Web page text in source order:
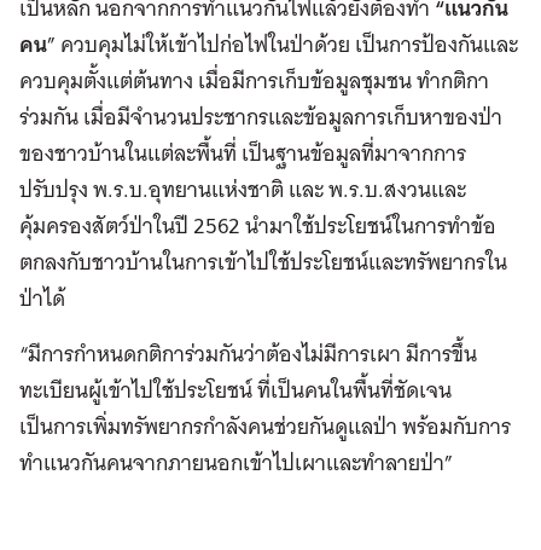
เป็นหลัก นอกจากการทำแนวกันไฟแล้วยังต้องทำ“แนวกัน
คน” ควบคุมไม่ให้เข้าไปก่อไฟในป่าด้วย เป็นการป้องกันและ
ควบคุมตั้งแต่ต้นทาง เมื่อมีการเก็บข้อมูลชุมชน ทำกติกา
ร่วมกัน เมื่อมีจำนวนประชากรและข้อมูลการเก็บหาของป่า
ของชาวบ้านในแต่ละพื้นที่ เป็นฐานข้อมูลที่มาจากการ
ปรับปรุง พ.ร.บ.อุทยานแห่งชาติ และ พ.ร.บ.สงวนและ
คุ้มครองสัตว์ป่าในปี 2562 นำมาใช้ประโยชน์ในการทำข้อ
ตกลงกับชาวบ้านในการเข้าไปใช้ประโยชน์และทรัพยากรใน
ป่าได้
“มีการกำหนดกติการ่วมกันว่าต้องไม่มีการเผา มีการขึ้น
ทะเบียนผู้เข้าไปใช้ประโยชน์ ที่เป็นคนในพื้นที่ชัดเจน
เป็นการเพิ่มทรัพยากรกำลังคนช่วยกันดูแลป่า พร้อมกับการ
ทำแนวกันคนจากภายนอกเข้าไปเผาและทำลายป่า”